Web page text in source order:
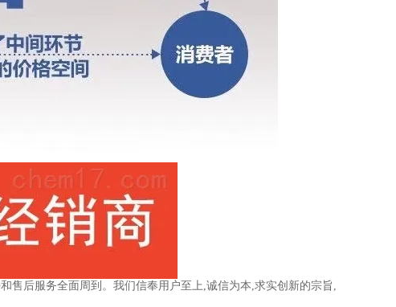
后服务全面周到。我们信奉用户至上,诚信为本,求实创新的宗旨,